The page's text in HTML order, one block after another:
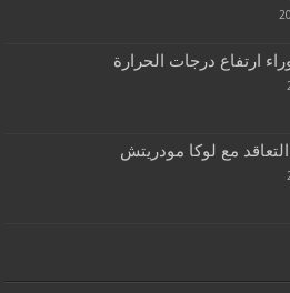
ارتفاع درجات الحرارة
مع لوكا مودريتش